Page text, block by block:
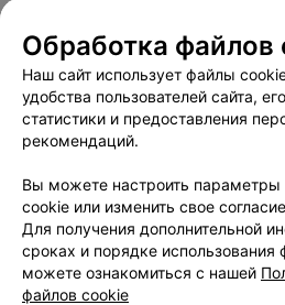
Вакансии
Публичный
Публичный договор по
«Афиша»
Пользовательское
Связаться по вопросам
Написать
Персональные
Обработка
Обработка файлов
Наш сайт использует файлы
удобства пользователей сайта,
статистики и предоставления
рекомендаций.
Вы можете настроить параметры
cookie или изменить свое
Для получения дополнительной
сроках и порядке использования
можете ознакомиться с нашей
файлов cookie